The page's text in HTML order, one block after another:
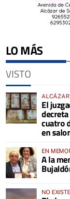
LO MÁS
VISTO
ALCÁZAR
El
cuatro
en
EN
A la
NO